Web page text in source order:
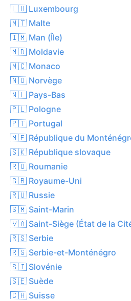
🇱🇺 Luxembourg
🇲🇹 Malte
🇮🇲 Man (Île)
🇲🇩 Moldavie
🇲🇨 Monaco
🇳🇴 Norvège
🇳🇱 Pays-Bas
🇵🇱 Pologne
🇵🇹 Portugal
🇲🇪 République du
🇸🇰 République slovaque
🇷🇴 Roumanie
🇬🇧 Royaume-Uni
🇷🇺 Russie
🇸🇲 Saint-Marin
🇻🇦 Saint-Siège (État de la
🇷🇸 Serbie
🇷🇸 Serbie-et-Monténégro
🇸🇮 Slovénie
🇸🇪 Suède
🇨🇭 Suisse